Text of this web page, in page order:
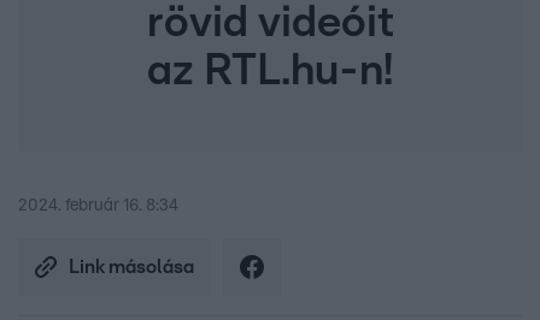
rövid videóit
az RTL.hu-n!
2024. február 16. 8:34
Link másolása